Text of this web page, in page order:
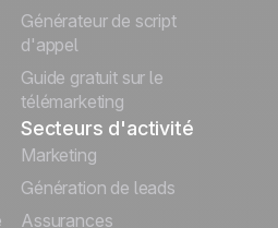
Générateur de script
d'appel
Guide gratuit sur le
télémarketing
Secteurs d'activité
Marketing
Génération de leads
Assurances